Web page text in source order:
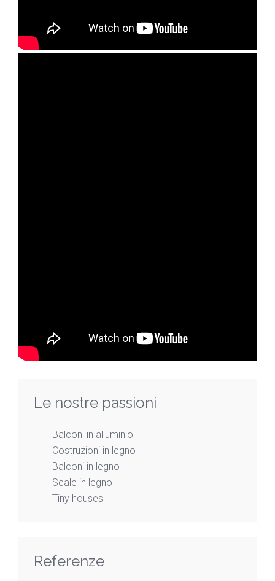
Le nostre passioni
Balconi in alluminio
Costruzioni in legno
Balconi in legno
Scale in legno
Tiny houses
Referenze